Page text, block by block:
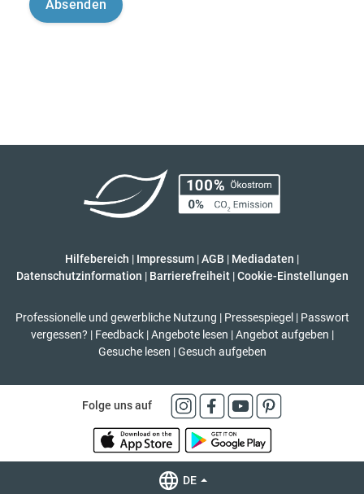
Hilfebereich | Impressum |AGB | Mediadaten |
Datenschutzinformation | Barrierefreiheit | Cookie-Einstellungen
Professionelle und gewerbliche Nutzung | Pressespiegel | Passwort
vergessen? | Feedback | Angebote lesen | Angebot aufgeben |
Gesuche lesen | Gesuch aufgeben
Folge uns auf
DE